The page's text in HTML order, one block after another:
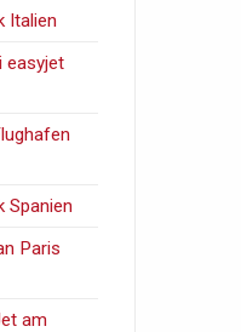
Italien
easyjet
Spanien
Paris
am